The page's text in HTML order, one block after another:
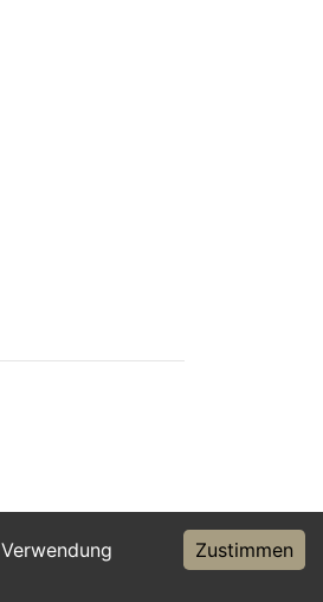
Zustimmen